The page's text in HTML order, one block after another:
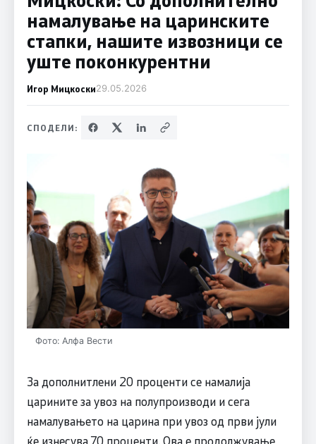
намалување на царинските
стапки, нашите извозници се
уште поконкурентни
Игор Мицкоски29.05.2026
СПОДЕЛИ:
Фото: Алфа Вести
За дополнитлени 20 проценти се намалија
царините за увоз на полупроизводи и сега
намалувањето на царина при увоз од први јули
ќе изнесува 70 проценти. Ова е продолжување